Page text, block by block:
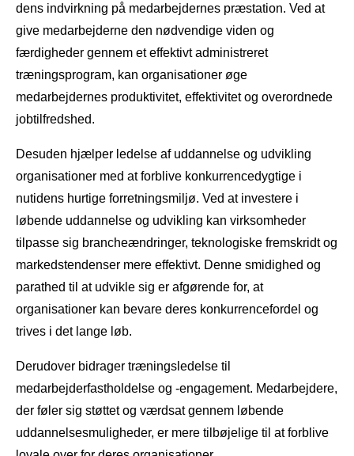
dens indvirkning på medarbejdernes præstation. Ved at
give medarbejderne den nødvendige viden og
færdigheder gennem et effektivt administreret
træningsprogram, kan organisationer øge
medarbejdernes produktivitet, effektivitet og overordnede
jobtilfredshed.
Desuden hjælper ledelse af uddannelse og udvikling
organisationer med at forblive konkurrencedygtige i
nutidens hurtige forretningsmiljø. Ved at investere i
løbende uddannelse og udvikling kan virksomheder
tilpasse sig brancheændringer, teknologiske fremskridt og
markedstendenser mere effektivt. Denne smidighed og
parathed til at udvikle sig er afgørende for, at
organisationer kan bevare deres konkurrencefordel og
trives i det lange løb.
Derudover bidrager træningsledelse til
medarbejderfastholdelse og -engagement. Medarbejdere,
der føler sig støttet og værdsat gennem løbende
uddannelsesmuligheder, er mere tilbøjelige til at forblive